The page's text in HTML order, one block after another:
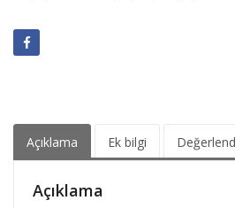
Açıklama Ek bilgi
Açıklama